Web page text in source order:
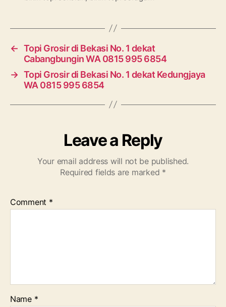
← Topi Grosir di Bekasi No. 1 dekat
Cabangbungin WA 0815 995 6854
→ Topi Grosir di Bekasi No. 1 dekat Kedungjaya
WA 0815 995 6854
Leave a Reply
Your email address will not be published.
Required fields are marked *
Comment *
Name *